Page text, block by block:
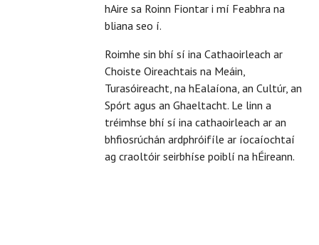
hAire sa Roinn Fiontar i mí Feabhra na
bliana seo í.
Roimhe sin bhí sí ina Cathaoirleach ar
Choiste Oireachtais na Meáin,
Turasóireacht, na hEalaíona, an Cultúr, an
Spórt agus an Ghaeltacht. Le linn a
tréimhse bhí sí ina cathaoirleach ar an
bhfiosrúchán ardphróifíle ar íocaíochtaí
ag craoltóir seirbhíse poiblí na hÉireann.